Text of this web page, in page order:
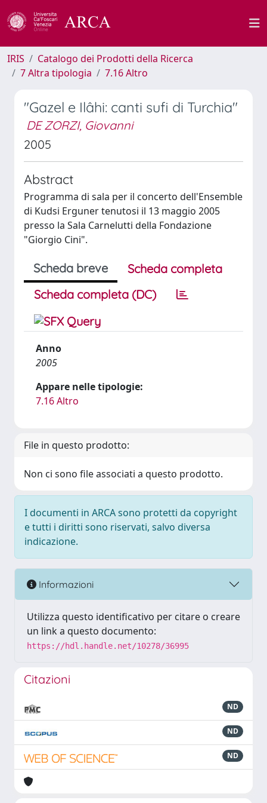
IRIS
Catalogo dei Prodotti della Ricerca
7 Altra tipologia
7.16 Altro
"Gazel e Ilâhi: canti sufi di Turchia"
DE ZORZI, Giovanni
2005
Abstract
Programma di sala per il concerto dell'Ensemble
di Kudsi Erguner tenutosi il 13 maggio 2005
presso la Sala Carnelutti della Fondazione
"Giorgio Cini".
Scheda breve
Scheda completa
Scheda completa (DC)
Anno
2005
Appare nelle tipologie:
7.16 Altro
File in questo prodotto:
Non ci sono file associati a questo prodotto.
I documenti in ARCA sono protetti da copyright
e tutti i diritti sono riservati, salvo diversa
indicazione.
Informazioni
Utilizza questo identificativo per citare o creare
un link a questo documento:
https://hdl.handle.net/10278/36995
Citazioni
ND
ND
ND